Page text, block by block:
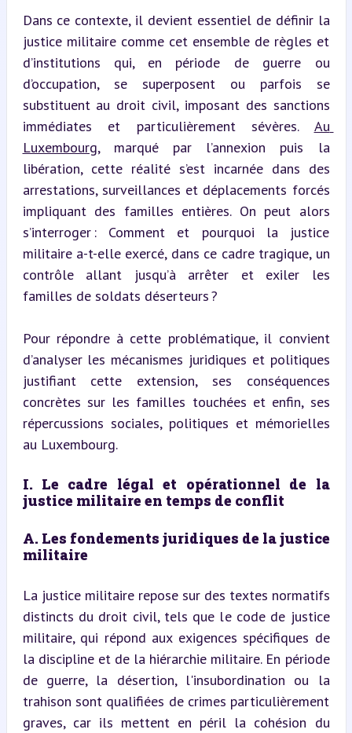
Dans ce contexte, il devient essentiel de définir la
justice militaire comme cet ensemble de règles et
d’institutions qui, en période de guerre ou
d’occupation, se superposent ou parfois se
substituent au droit civil, imposant des sanctions
immédiates et particulièrement sévères. Au
Luxembourg, marqué par l’annexion puis la
libération, cette réalité s’est incarnée dans des
arrestations, surveillances et déplacements forcés
impliquant des familles entières. On peut alors
s’interroger : Comment et pourquoi la justice
militaire a-t-elle exercé, dans ce cadre tragique, un
contrôle allant jusqu’à arrêter et exiler les
familles de soldats déserteurs ?
Pour répondre à cette problématique, il convient
d’analyser les mécanismes juridiques et politiques
justifiant cette extension, ses conséquences
concrètes sur les familles touchées et enfin, ses
répercussions sociales, politiques et mémorielles
au Luxembourg.
I. Le cadre légal et opérationnel de la
justice militaire en temps de conflit
A. Les fondements juridiques de la justice
militaire
La justice militaire repose sur des textes normatifs
distincts du droit civil, tels que le code de justice
militaire, qui répond aux exigences spécifiques de
la discipline et de la hiérarchie militaire. En période
de guerre, la désertion, l'insubordination ou la
trahison sont qualifiées de crimes particulièrement
graves, car ils mettent en péril la cohésion du